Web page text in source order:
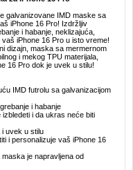
galvanizovane IMD maske sa
iPhone 16 Pro! Izdržljiv
i habanje, neklizajuća,
iPhone 16 Pro u isto vreme!
dizajn, maska sa mermernom
i mekog TPU materijala,
16 Pro dok je uvek u stilu!
IMD futrolu sa galvanizacijom
i habanje
i da ukras neće biti
i uvek u stilu
i personalizuje vaš iPhone 16
je napravljena od